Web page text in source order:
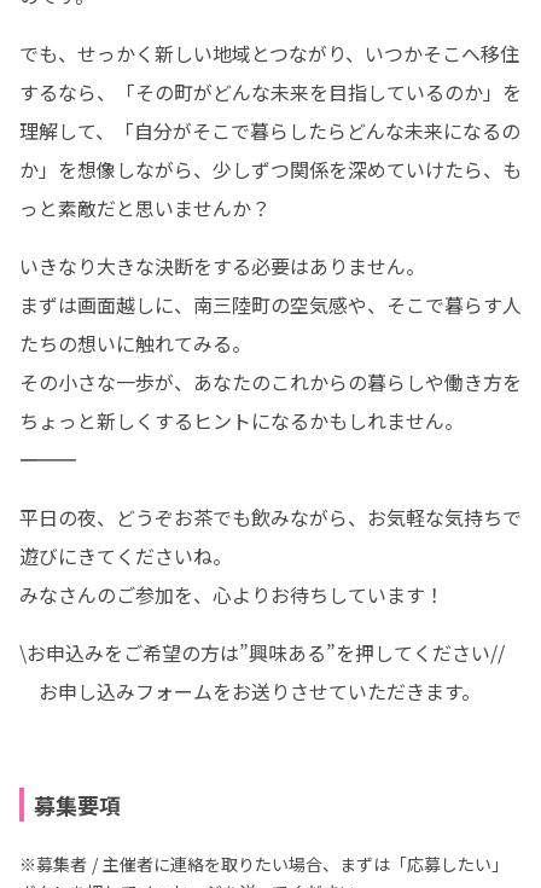
でも、せっかく新しい地域とつながり、いつかそこへ移住
するなら、「その町がどんな未来を目指しているのか」を
理解して、「自分がそこで暮らしたらどんな未来になるの
か」を想像しながら、少しずつ関係を深めていけたら、も
っと素敵だと思いませんか？
いきなり大きな決断をする必要はありません。
まずは画面越しに、南三陸町の空気感や、そこで暮らす人
たちの想いに触れてみる。
その小さな一歩が、あなたのこれからの暮らしや働き方を
ちょっと新しくするヒントになるかもしれません。
――――――――――
平日の夜、どうぞお茶でも飲みながら、お気軽な気持ちで
遊びにきてくださいね。
みなさんのご参加を、心よりお待ちしています！
\お申込みをご希望の方は”興味ある”を押してください//
お申し込みフォームをお送りさせていただきます。
募集要項
※募集者 / 主催者に連絡を取りたい場合、まずは「応募したい」